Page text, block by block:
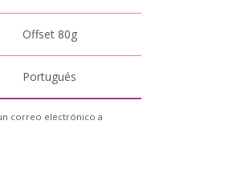
Offset 80g
Portugués
correo electrónico a